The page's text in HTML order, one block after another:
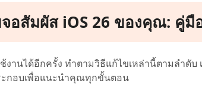
อสัมผัส iOS 26 ของคุณ: คู่
นได้อีกครั้ง ทำตามวิธีแก้ไขเหล่านี้ตามลำดับ
กอบเพื่อแนะนำคุณทุกขั้นตอน